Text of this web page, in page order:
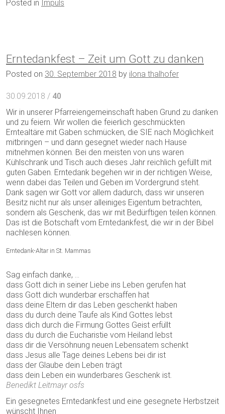
Posted in Impuls
Erntedankfest – Zeit um Gott zu danken
Posted on 30. September 2018 by ilona thalhofer
30.09.2018 / 40
Wir in unserer Pfarreiengemeinschaft haben Grund zu danken
und zu feiern. Wir wollen die feierlich geschmückten
Erntealtäre mit Gaben schmücken, die SIE nach Möglichkeit
mitbringen – und dann gesegnet wieder nach Hause
mitnehmen können. Bei den meisten von uns waren
Kühlschrank und Tisch auch dieses Jahr reichlich gefüllt mit
guten Gaben. Erntedank begehen wir in der richtigen Weise,
wenn dabei das Teilen und Geben im Vordergrund steht.
Dank sagen wir Gott vor allem dadurch, dass wir unseren
Besitz nicht nur als unser alleiniges Eigentum betrachten,
sondern als Geschenk, das wir mit Bedürftigen teilen können.
Das ist die Botschaft vom Erntedankfest, die wir in der Bibel
nachlesen können.
Erntedank-Altar in St. Mammas
Sag einfach danke, …
dass Gott dich in seiner Liebe ins Leben gerufen hat
dass Gott dich wunderbar erschaffen hat
dass deine Eltern dir das Leben geschenkt haben
dass du durch deine Taufe als Kind Gottes lebst
dass dich durch die Firmung Gottes Geist erfüllt
dass du durch die Eucharistie vom Heiland lebst
dass dir die Versöhnung neuen Lebensatem schenkt
dass Jesus alle Tage deines Lebens bei dir ist
dass der Glaube dein Leben trägt
dass dein Leben ein wunderbares Geschenk ist.
Benedikt Leitmayr osfs
Ein gesegnetes Erntedankfest und eine gesegnete Herbstzeit
wünscht Ihnen